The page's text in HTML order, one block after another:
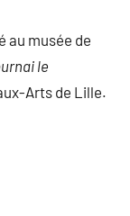
au musée de
le
Arts de Lille.